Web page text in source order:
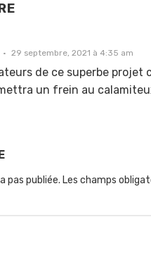
29 septembre, 2021 à 4:35 am
de ce superbe projet
un frein au
pas publiée. Les champs